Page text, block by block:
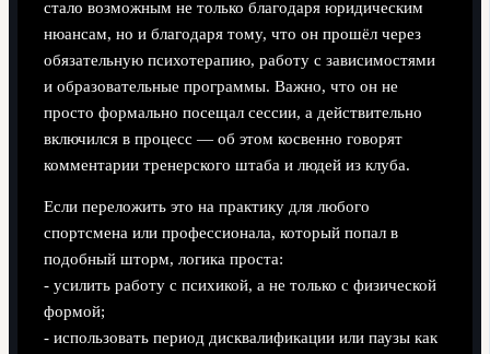
стало возможным не только благодаря юридическим
нюансам, но и благодаря тому, что он прошёл через
обязательную психотерапию, работу с зависимостями
и образовательные программы. Важно, что он не
просто формально посещал сессии, а действительно
включился в процесс — об этом косвенно говорят
комментарии тренерского штаба и людей из клуба.
Если переложить это на практику для любого
спортсмена или профессионала, который попал в
подобный шторм, логика проста:
- усилить работу с психикой, а не только с физической
формой;
- использовать период дисквалификации или паузы как